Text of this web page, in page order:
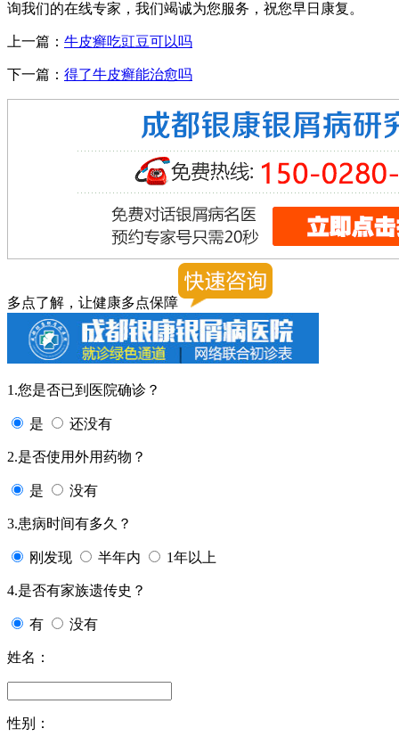
询我们的在线专家，我们竭诚为您服务，祝您早日康复。
上一篇： 牛皮癣吃豇豆可以吗
下一篇： 得了牛皮癣能治愈吗
多点了解，让健康多点保障
1.您是否已到医院确诊？
是 还没有
2.是否使用外用药物？
是 没有
3.患病时间有多久？
刚发现 半年内 1年以上
4.是否有家族遗传史？
有 没有
姓名：
性别：